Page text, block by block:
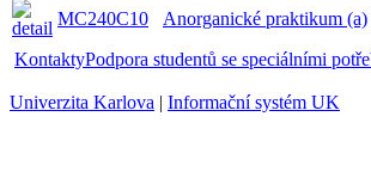
MC240C10 Anorganické praktikum (a)
KontaktyPodpora studentů se speciálními
Univerzita Karlova | Informační systém UK